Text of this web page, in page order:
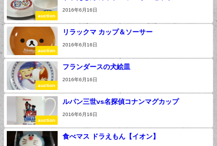
auction
2016年6月16日
auction
リラックマ カップ＆ソーサー
2016年6月16日
auction
フランダースの犬絵皿
2016年6月16日
auction
ルパン三世vs名探偵コナンマグカップ
2016年6月16日
食べマス ドラえもん【イオン】